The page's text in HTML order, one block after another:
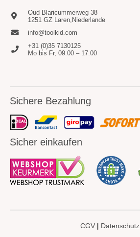
Oud Blaricummerweg 38
1251 GZ Laren,Niederlande
info@toolkid.com
+31 (0)35 7130125
Mo bis Fr, 09.00 – 17.00
Sichere Bezahlung
Sicher einkaufen
CGV| Datenschutz